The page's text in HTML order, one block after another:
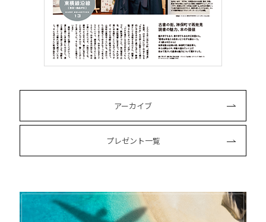
アーカイブ
プレゼント一覧